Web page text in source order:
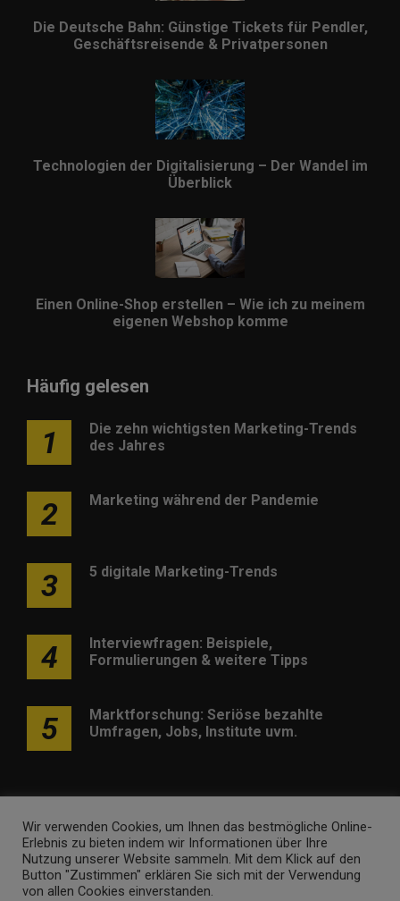
Die Deutsche Bahn: Günstige Tickets für Pendler,
Geschäftsreisende & Privatpersonen
Technologien der Digitalisierung – Der Wandel im
Überblick
Einen Online-Shop erstellen – Wie ich zu meinem
eigenen Webshop komme
Häufig gelesen
1
Die zehn wichtigsten Marketing-Trends
des Jahres
2 Marketing während der Pandemie
3 5 digitale Marketing-Trends
4
Interviewfragen: Beispiele,
Formulierungen & weitere Tipps
5
Marktforschung: Seriöse bezahlte
Umfragen, Jobs, Institute uvm.
Werben Kontakt Impressum Newsletter
marketing-trendinformationen.de • Marken- und
Wir verwenden Cookies, um Ihnen das bestmögliche Online-
Erlebnis zu bieten indem wir Informationen über Ihre
Nutzung unserer Website sammeln. Mit dem Klick auf den
Button "Zustimmen" erklären Sie sich mit der Verwendung
von allen Cookies einverstanden.